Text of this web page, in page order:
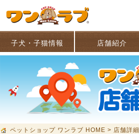
子犬・子猫情報 店舗紹介
ペットショップ ワンラブ HOME > 店舗詳細